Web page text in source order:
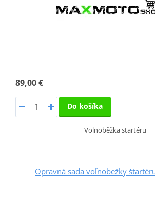
89,00 €
Do košíka
Volnoběžka startéru
Opravná sada voľnobežky